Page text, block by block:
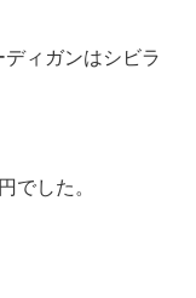
ィガンはシビラ
でした。